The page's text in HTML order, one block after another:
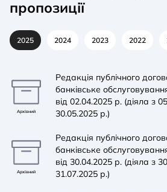
пропозиції
2025 2024 2023 2022
Архівний
Редакція публічного
банківське
від 02.04.2025 р. (діяла з
30.05.2025 р.)
Архівний
Редакція публічного
банківське
від 30.04.2025 р. (діяла з
31.07.2025 р.)